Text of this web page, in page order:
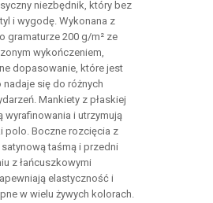
niezbędnik, który bez
i wygodę. Wykonana z
gramaturze 200 g/m² ze
wykończeniem,
dopasowanie, które jest
nadaje się do różnych
Mankiety z płaskiej
wyrafinowania i utrzymują
polo. Boczne rozcięcia z
taśmą i przedni
z łańcuszkowymi
elastyczność i
w wielu żywych kolorach.